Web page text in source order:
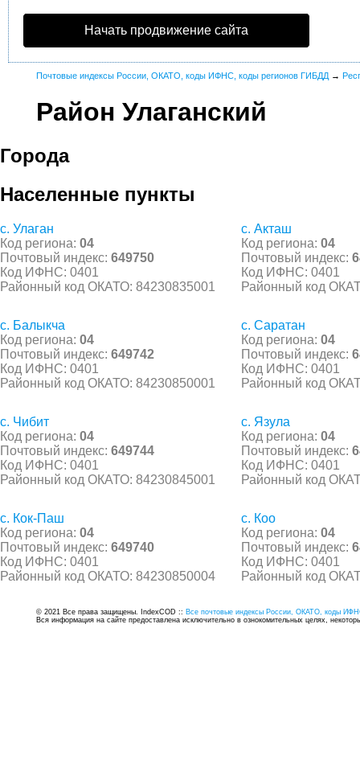
Начать продвижение сайта
Почтовые индексы России, ОКАТО, коды ИФНС, коды регионов ГИБДД →
Район Улаганский
Города
Населенные пункты
с. Улаган
Код региона: 04
Почтовый индекс: 649750
Код ИФНС: 0401
Районный код ОКАТО: 84230835001
с. Акташ
Код региона: 04
Почтовый индекс:
Код ИФНС: 0401
Районный код
с. Балыкча
Код региона: 04
Почтовый индекс: 649742
Код ИФНС: 0401
Районный код ОКАТО: 84230850001
с. Саратан
Код региона: 04
Почтовый индекс:
Код ИФНС: 0401
Районный код
с. Чибит
Код региона: 04
Почтовый индекс: 649744
Код ИФНС: 0401
Районный код ОКАТО: 84230845001
с. Язула
Код региона: 04
Почтовый индекс:
Код ИФНС: 0401
Районный код
с. Кок-Паш
Код региона: 04
Почтовый индекс: 649740
Код ИФНС: 0401
Районный код ОКАТО: 84230850004
с. Коо
Код региона: 04
Почтовый индекс:
Код ИФНС: 0401
Районный код
© 2021 Все права защищены. IndexCOD :: Все почтовые индексы России, ОКАТО, коды
Вся информация на сайте предоставлена исключительно в ознокомительных целях,